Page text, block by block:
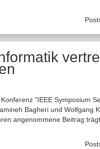
"IEEE Symposium
Bagheri und Wolfgang
angenommene Beitrag